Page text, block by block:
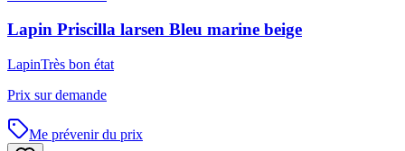
Lapin Priscilla larsen Bleu marine beige
LapinTrès bon état
Prix sur demande
Me prévenir du prix